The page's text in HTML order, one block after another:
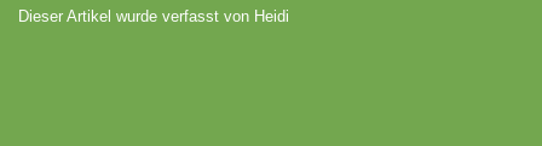
Dieser Artikel wurde verfasst von Heidi